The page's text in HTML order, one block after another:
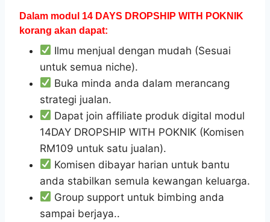
Dalam modul 14 DAYS DROPSHIP WITH POKNIK
korang akan dapat:
Ilmu menjual dengan mudah (Sesuai
untuk semua niche).
Buka minda anda dalam merancang
strategi jualan.
Dapat join affiliate produk digital modul
14DAY DROPSHIP WITH POKNIK (Komisen
RM109 untuk satu jualan).
Komisen dibayar harian untuk bantu
anda stabilkan semula kewangan keluarga.
Group support untuk bimbing anda
sampai berjaya..